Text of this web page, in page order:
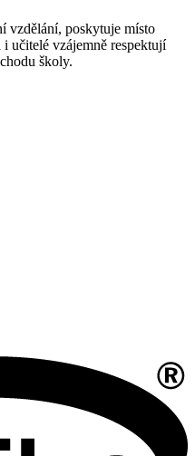
vzdělání, poskytuje místo
i učitelé vzájemně respektují
školy.